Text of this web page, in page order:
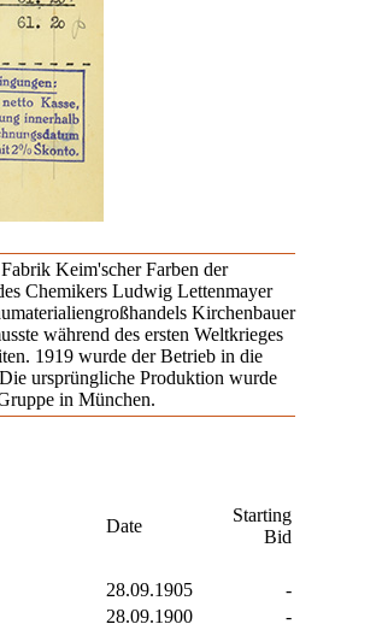
Keim'scher Farben der
Chemikers Ludwig Lettenmayer
Kirchenbauer
während des ersten Weltkrieges
1919 wurde der Betrieb in die
ursprüngliche Produktion wurde
in München.
Date
Starting
Bid
28.09.1905
-
28.09.1900
-